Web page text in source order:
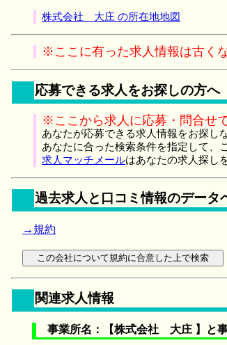
株式会社 大庄 の所在地地図
※ここに有った求人情報は古く
応募できる求人をお探しの方へ
※ここから求人に応募・問合せ
あなたが応募できる求人情報をお探
あなたに合った検索条件を指定して、
求人マッチメールはあなたの求人探し
過去求人と口コミ情報のデータ
→規約
関連求人情報
事業所名：【株式会社 大庄 】と